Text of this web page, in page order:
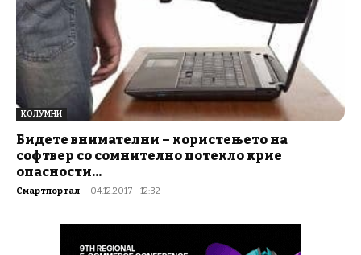
КОЛУМНИ
Бидете внимателни – користењето на
софтвер со сомнително потекло крие
опасности...
Смартпортал - 04.12.2017 - 12:32